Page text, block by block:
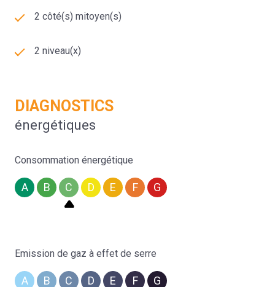
2 côté(s) mitoyen(s)
2 niveau(x)
DIAGNOSTICS
énergétiques
Consommation énergétique
A B C D E F G
Emission de gaz à effet de serre
A B C D E F G